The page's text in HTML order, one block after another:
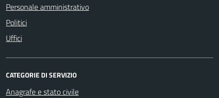
Personale amministrativo
Politici
Uffici
CATEGORIE DI SERVIZIO
Anagrafe e stato civile